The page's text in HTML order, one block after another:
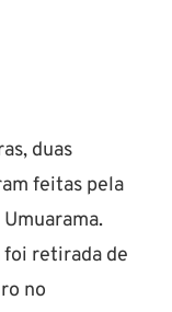
duas
feitas pela
foi retirada de
no